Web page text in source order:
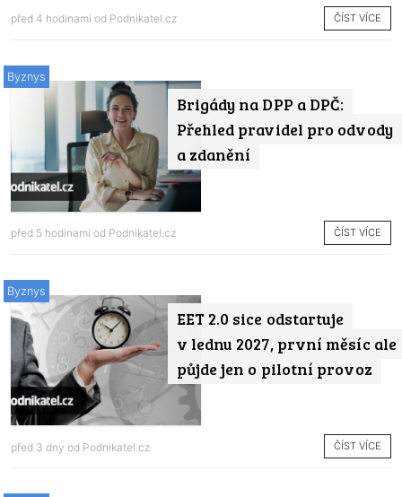
před 4 hodinami od Podnikatel.cz ČÍST VÍCE
Brigády na DPP a DPČ:
Přehled pravidel pro odvody
a zdanění
Byznys
před 5 hodinami od Podnikatel.cz ČÍST VÍCE
EET 2.0 sice odstartuje
v lednu 2027, první měsíc ale
půjde jen o pilotní provoz
Byznys
před 3 dny od Podnikatel.cz ČÍST VÍCE